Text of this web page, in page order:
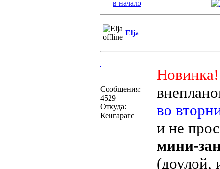
в начало
Elja
Сообщения:
4529
Откуда:
Кенгарагс
Новинка!
во
и не
мини-
(доулой,